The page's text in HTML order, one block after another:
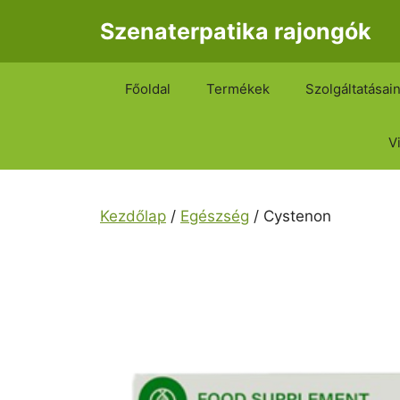
Szenaterpatika rajongók
Főoldal Termékek
Kezdőlap / Egészség / Cystenon